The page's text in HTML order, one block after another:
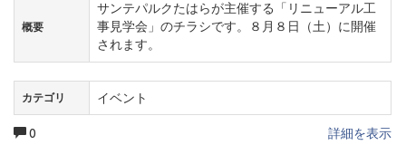
概要
サンテパルクたはらが主催する「リニューアル工
事見学会」のチラシです。８月８日（土）に開催
されます。
カテゴリ イベント
0 詳細を表示